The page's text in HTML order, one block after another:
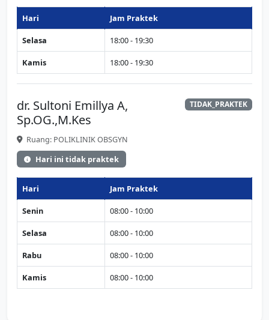
Hari Jam Praktek
Selasa 18:00 - 19:30
Kamis 18:00 - 19:30
dr. Sultoni Emillya A,
Sp.OG.,M.Kes
TIDAK_PRAKTEK
Ruang: POLIKLINIK OBSGYN
Hari ini tidak praktek
Hari Jam Praktek
Senin 08:00 - 10:00
Selasa 08:00 - 10:00
Rabu 08:00 - 10:00
Kamis 08:00 - 10:00